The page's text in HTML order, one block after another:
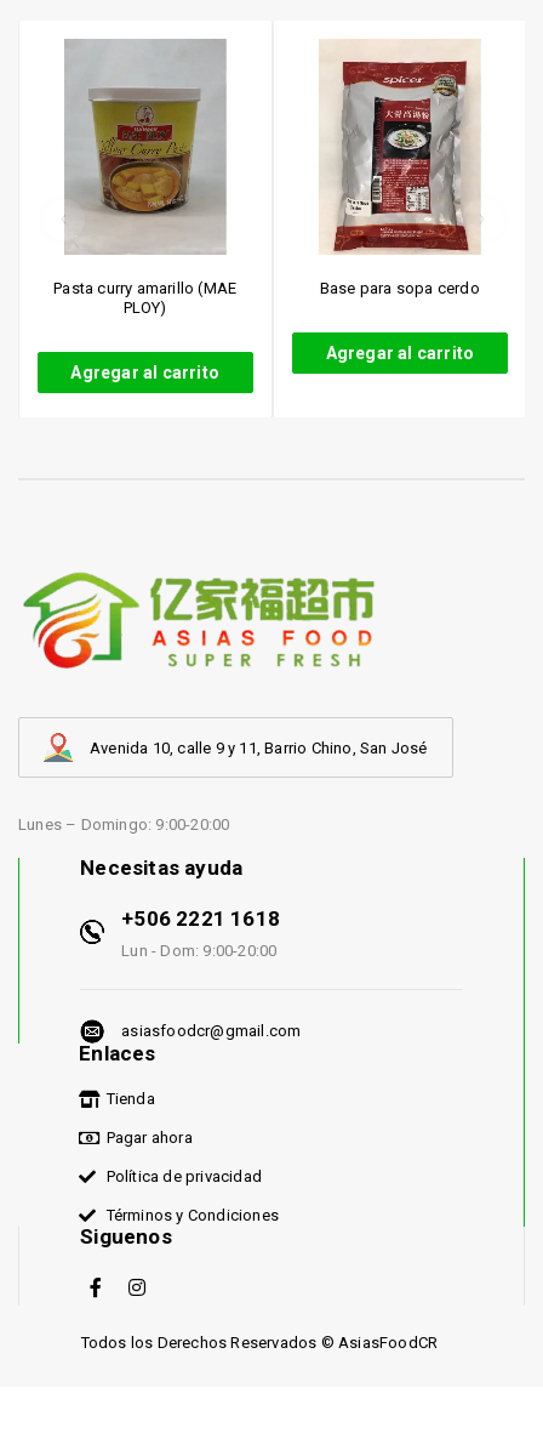
Pasta curry amarillo (MAE
PLOY)
Agregar al carrito
Base para sopa cerdo
Agregar al carrito
Avenida 10, calle 9 y 11, Barrio Chino, San José
Lunes – Domingo: 9:00-20:00
Necesitas ayuda
+506 2221 1618
Lun - Dom: 9:00-20:00
asiasfoodcr@gmail.com
Enlaces
Tienda
Pagar ahora
Política de privacidad
Términos y Condiciones
Siguenos
Todos los Derechos Reservados © AsiasFoodCR